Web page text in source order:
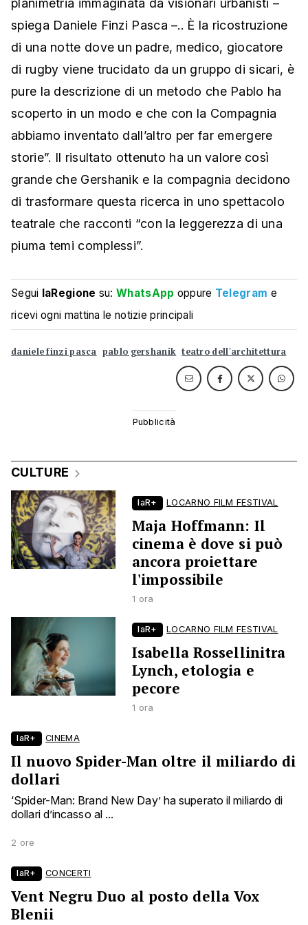
planimetria immaginata da visionari urbanisti –
spiega Daniele Finzi Pasca –.. È la ricostruzione
di una notte dove un padre, medico, giocatore
di rugby viene trucidato da un gruppo di sicari, è
pure la descrizione di un metodo che Pablo ha
scoperto in un modo e che con la Compagnia
abbiamo inventato dall’altro per far emergere
storie”. Il risultato ottenuto ha un valore così
grande che Gershanik e la compagnia decidono
di trasformare questa ricerca in uno spettacolo
teatrale che racconti “con la leggerezza di una
piuma temi complessi”.
Segui laRegione su:WhatsApp oppure Telegram e
ricevi ogni mattina le notizie principali
daniele finzi pasca pablo gershanik teatro dell'architettura
CULTURE
laR+ LOCARNO FILM FESTIVAL
Maja Hoffmann: Il
cinema è dove si può
ancora proiettare
l'impossibile
1 ora
laR+ LOCARNO FILM FESTIVAL
Isabella Rossellinitra
Lynch, etologia e
pecore
1 ora
laR+ CINEMA
Il nuovo Spider-Man oltre il miliardo di
dollari
‘Spider-Man: Brand New Day’ ha superato il miliardo di
dollari d’incasso al ...
2 ore
laR+ CONCERTI
Vent Negru Duo al posto della Vox
Blenii